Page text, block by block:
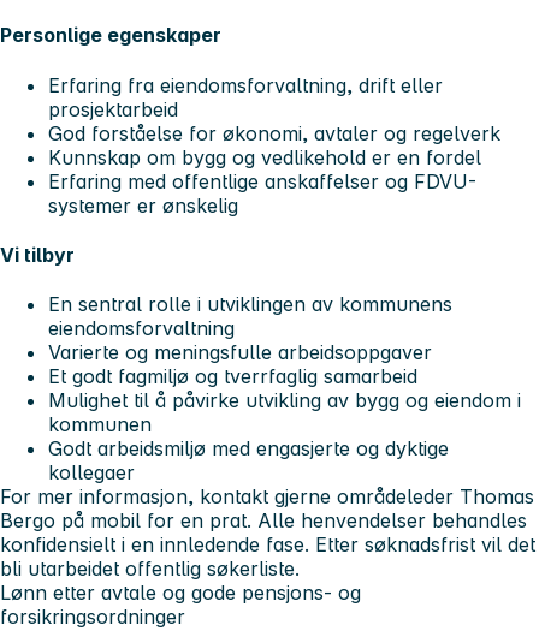
Personlige egenskaper
Erfaring fra eiendomsforvaltning, drift eller
prosjektarbeid
God forståelse for økonomi, avtaler og regelverk
Kunnskap om bygg og vedlikehold er en fordel
Erfaring med offentlige anskaffelser og FDVU-
systemer er ønskelig
Vi tilbyr
En sentral rolle i utviklingen av kommunens
eiendomsforvaltning
Varierte og meningsfulle arbeidsoppgaver
Et godt fagmiljø og tverrfaglig samarbeid
Mulighet til å påvirke utvikling av bygg og eiendom i
kommunen
Godt arbeidsmiljø med engasjerte og dyktige
kollegaer
For mer informasjon, kontakt gjerne områdeleder Thomas
Bergo på mobil for en prat. Alle henvendelser behandles
konfidensielt i en innledende fase. Etter søknadsfrist vil det
bli utarbeidet offentlig søkerliste.
Lønn etter avtale og gode pensjons- og
forsikringsordninger